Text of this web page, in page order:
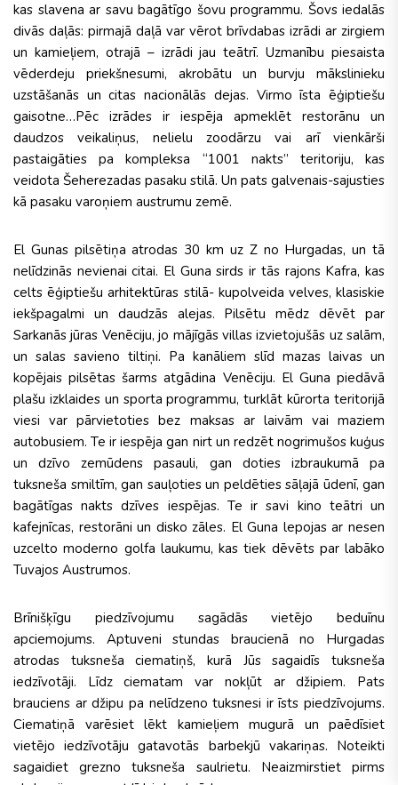
kas slavena ar savu bagātīgo šovu programmu. Šovs iedalās
divās daļās: pirmajā daļā var vērot brīvdabas izrādi ar zirgiem
un kamieļiem, otrajā – izrādi jau teātrī. Uzmanību piesaista
vēderdeju priekšnesumi, akrobātu un burvju mākslinieku
uzstāšanās un citas nacionālās dejas. Virmo īsta ēģiptiešu
gaisotne…Pēc izrādes ir iespēja apmeklēt restorānu un
daudzos veikaliņus, nelielu zoodārzu vai arī vienkārši
pastaigāties pa kompleksa “1001 nakts” teritoriju, kas
veidota Šeherezadas pasaku stilā. Un pats galvenais-sajusties
kā pasaku varoņiem austrumu zemē.
El Gunas pilsētiņa atrodas 30 km uz Z no Hurgadas, un tā
nelīdzinās nevienai citai. El Guna sirds ir tās rajons Kafra, kas
celts ēģiptiešu arhitektūras stilā- kupolveida velves, klasiskie
iekšpagalmi un daudzās alejas. Pilsētu mēdz dēvēt par
Sarkanās jūras Venēciju, jo mājīgās villas izvietojušās uz salām,
un salas savieno tiltiņi. Pa kanāliem slīd mazas laivas un
kopējais pilsētas šarms atgādina Venēciju. El Guna piedāvā
plašu izklaides un sporta programmu, turklāt kūrorta teritorijā
viesi var pārvietoties bez maksas ar laivām vai maziem
autobusiem. Te ir iespēja gan nirt un redzēt nogrimušos kuģus
un dzīvo zemūdens pasauli, gan doties izbraukumā pa
tuksneša smiltīm, gan sauļoties un peldēties sāļajā ūdenī, gan
bagātīgas nakts dzīves iespējas. Te ir savi kino teātri un
kafejnīcas, restorāni un disko zāles. El Guna lepojas ar nesen
uzcelto moderno golfa laukumu, kas tiek dēvēts par labāko
Tuvajos Austrumos.
Brīnišķīgu piedzīvojumu sagādās vietējo beduīnu
apciemojums. Aptuveni stundas braucienā no Hurgadas
atrodas tuksneša ciematiņš, kurā Jūs sagaidīs tuksneša
iedzīvotāji. Līdz ciematam var nokļūt ar džipiem. Pats
brauciens ar džipu pa nelīdzeno tuksnesi ir īsts piedzīvojums.
Ciematiņā varēsiet lēkt kamieļiem mugurā un paēdīsiet
vietējo iedzīvotāju gatavotās barbekjū vakariņas. Noteikti
sagaidiet grezno tuksneša saulrietu. Neaizmirstiet pirms